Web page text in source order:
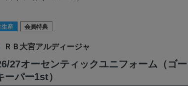
生産 会員特典
ＲＢ大宮アルディージャ
27オーセンティックユニフォーム（ゴー
ーパー1st）